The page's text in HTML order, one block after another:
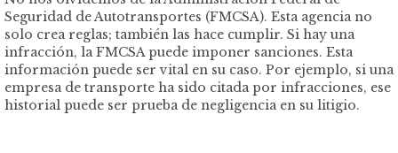
Seguridad de Autotransportes (FMCSA). Esta agencia no
solo crea reglas; también las hace cumplir. Si hay una
infracción, la FMCSA puede imponer sanciones. Esta
información puede ser vital en su caso. Por ejemplo, si una
empresa de transporte ha sido citada por infracciones, ese
historial puede ser prueba de negligencia en su litigio.